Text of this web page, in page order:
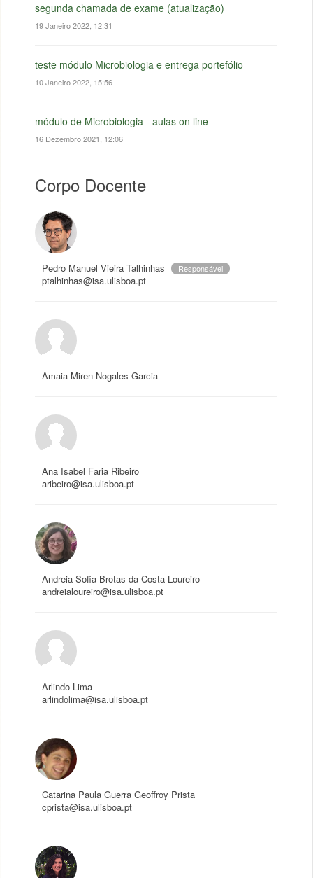
segunda chamada de exame (atualização)
19 Janeiro 2022, 12:31
teste módulo Microbiologia e entrega portefólio
10 Janeiro 2022, 15:56
módulo de Microbiologia - aulas on line
16 Dezembro 2021, 12:06
Corpo Docente
Pedro Manuel Vieira Talhinhas Responsável
ptalhinhas@isa.ulisboa.pt
Amaia Miren Nogales Garcia
Ana Isabel Faria Ribeiro
aribeiro@isa.ulisboa.pt
Andreia Sofia Brotas da Costa Loureiro
andreialoureiro@isa.ulisboa.pt
Arlindo Lima
arlindolima@isa.ulisboa.pt
Catarina Paula Guerra Geoffroy Prista
cprista@isa.ulisboa.pt